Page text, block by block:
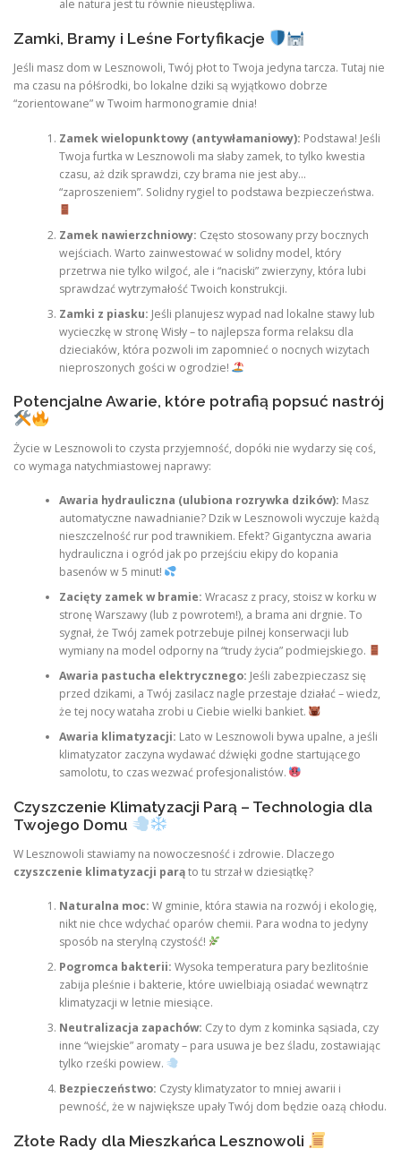
ale natura jest tu równie nieustępliwa.
Zamki, Bramy i Leśne Fortyfikacje
Jeśli masz dom w Lesznowoli, Twój płot to Twoja jedyna tarcza. Tutaj nie
ma czasu na półśrodki, bo lokalne dziki są wyjątkowo dobrze
“zorientowane” w Twoim harmonogramie dnia!
Zamek wielopunktowy (antywłamaniowy): Podstawa! Jeśli
Twoja furtka w Lesznowoli ma słaby zamek, to tylko kwestia
czasu, aż dzik sprawdzi, czy brama nie jest aby…
“zaproszeniem”. Solidny rygiel to podstawa bezpieczeństwa.
Zamek nawierzchniowy: Często stosowany przy bocznych
wejściach. Warto zainwestować w solidny model, który
przetrwa nie tylko wilgoć, ale i “naciski” zwierzyny, która lubi
sprawdzać wytrzymałość Twoich konstrukcji.
Zamki z piasku: Jeśli planujesz wypad nad lokalne stawy lub
wycieczkę w stronę Wisły – to najlepsza forma relaksu dla
dzieciaków, która pozwoli im zapomnieć o nocnych wizytach
nieproszonych gości w ogrodzie!
Potencjalne Awarie, które potrafią popsuć nastrój
Życie w Lesznowoli to czysta przyjemność, dopóki nie wydarzy się coś,
co wymaga natychmiastowej naprawy:
Awaria hydrauliczna (ulubiona rozrywka dzików): Masz
automatyczne nawadnianie? Dzik w Lesznowoli wyczuje każdą
nieszczelność rur pod trawnikiem. Efekt? Gigantyczna awaria
hydrauliczna i ogród jak po przejściu ekipy do kopania
basenów w 5 minut!
Zacięty zamek w bramie: Wracasz z pracy, stoisz w korku w
stronę Warszawy (lub z powrotem!), a brama ani drgnie. To
sygnał, że Twój zamek potrzebuje pilnej konserwacji lub
wymiany na model odporny na “trudy życia” podmiejskiego.
Awaria pastucha elektrycznego: Jeśli zabezpieczasz się
przed dzikami, a Twój zasilacz nagle przestaje działać – wiedz,
że tej nocy wataha zrobi u Ciebie wielki bankiet.
Awaria klimatyzacji: Lato w Lesznowoli bywa upalne, a jeśli
klimatyzator zaczyna wydawać dźwięki godne startującego
samolotu, to czas wezwać profesjonalistów.
Czyszczenie Klimatyzacji Parą – Technologia dla
Twojego Domu
W Lesznowoli stawiamy na nowoczesność i zdrowie. Dlaczego
czyszczenie klimatyzacji parąto tu strzał w dziesiątkę?
Naturalna moc: W gminie, która stawia na rozwój i ekologię,
nikt nie chce wdychać oparów chemii. Para wodna to jedyny
sposób na sterylną czystość!
Pogromca bakterii: Wysoka temperatura pary bezlitośnie
zabija pleśnie i bakterie, które uwielbiają osiadać wewnątrz
klimatyzacji w letnie miesiące.
Neutralizacja zapachów: Czy to dym z kominka sąsiada, czy
inne “wiejskie” aromaty – para usuwa je bez śladu, zostawiając
tylko rześki powiew.
Bezpieczeństwo: Czysty klimatyzator to mniej awarii i
pewność, że w największe upały Twój dom będzie oazą chłodu.
Złote Rady dla Mieszkańca Lesznowoli